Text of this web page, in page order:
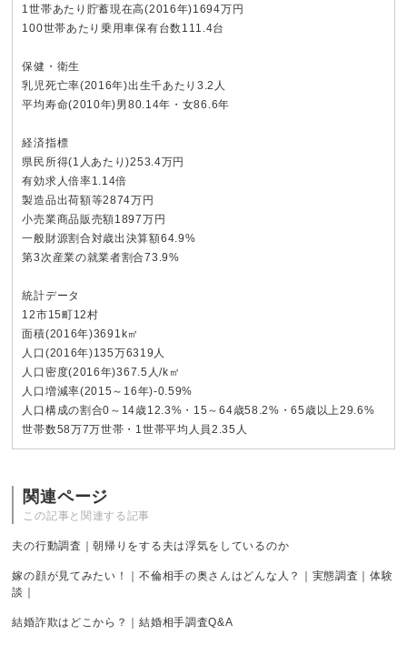
1世帯あたり貯蓄現在高(2016年)1694万円
100世帯あたり乗用車保有台数111.4台
保健・衛生
乳児死亡率(2016年)出生千あたり3.2人
平均寿命(2010年)男80.14年・女86.6年
経済指標
県民所得(1人あたり)253.4万円
有効求人倍率1.14倍
製造品出荷額等2874万円
小売業商品販売額1897万円
一般財源割合対歳出決算額64.9%
第3次産業の就業者割合73.9%
統計データ
12市15町12村
面積(2016年)3691k㎡
人口(2016年)135万6319人
人口密度(2016年)367.5人/k㎡
人口増減率(2015～16年)-0.59%
人口構成の割合0～14歳12.3%・15～64歳58.2%・65歳以上29.6%
世帯数58万7万世帯・1世帯平均人員2.35人
関連ページ
この記事と関連する記事
夫の行動調査｜朝帰りをする夫は浮気をしているのか
嫁の顔が見てみたい！｜不倫相手の奥さんはどんな人？｜実態調査｜体験
談｜
結婚詐欺はどこから？｜結婚相手調査Q&A